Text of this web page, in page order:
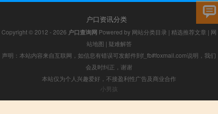
户口资讯分类
Copyright © 2012 - 2026 户口查询网 Powered by 网站分类目录 | 精选推荐文章 | 网
站地图 | 疑难解答
声明：本站内容来自互联网，如信息有错误可发邮件到f_fb#foxmail.com说明，我们
会及时纠正，谢谢
本站仅为个人兴趣爱好，不接盈利性广告及商业合作
小男孩